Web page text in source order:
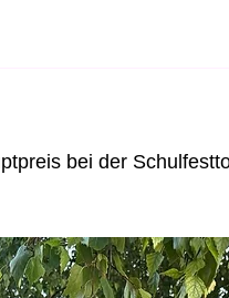
bei der